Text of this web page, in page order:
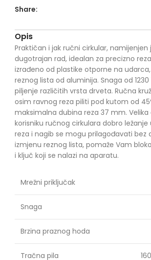
Share:
Opis
Praktičan i jak ručni cirkular, namijenjen
dugotrajan rad, idealan za precizno
izrađeno od plastike otporne na
reznog lista od aluminija. Snaga od
piljenje različitih vrsta drveta. Ručna
osim ravnog reza piliti pod kutom od
maksimalna dubina reza 37 mm. Velika
korisniku ručnog cirkulara dobro ležanje
reza i nagib se mogu prilagođavati bez
izmjenu reznog lista, pomaže Vam
i ključ koji se nalazi na aparatu.
Mrežni priključak
Snaga
Brzina praznog hoda
Tračna pila